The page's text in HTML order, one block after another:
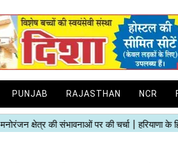
PUNJAB RAJASTHAN NCR